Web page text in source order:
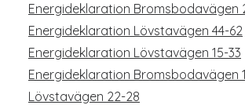
Energideklaration Bromsbodavägen
Energideklaration Lövstavägen 44-62
Energideklaration Lövstavägen 15-33
Energideklaration Bromsbodavägen
Lövstavägen 22-28